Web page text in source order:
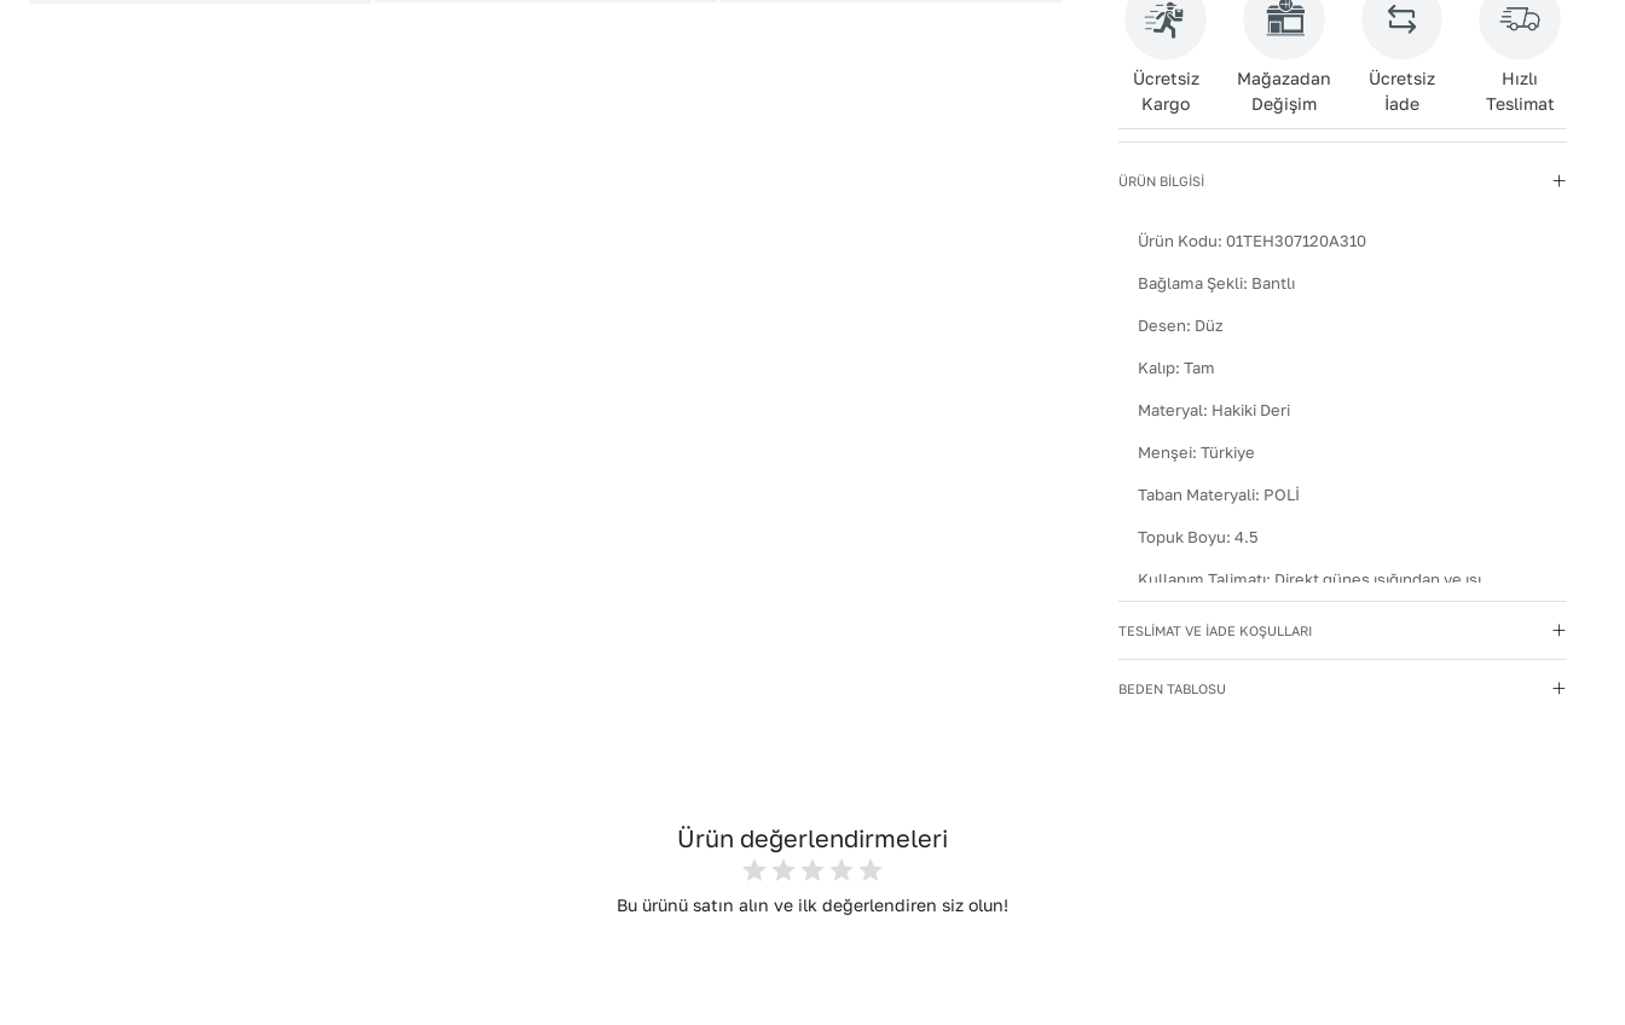
Ücretsiz
Kargo
Mağazadan
Değişim
Ücretsiz
İade
Hızlı
Teslimat
ÜRÜN BİLGİSİ
Ürün Kodu:01TEH307120A310
Bağlama Şekli: Bantlı
Desen: Düz
Kalıp:Tam
Materyal: Hakiki Deri
Menşei:Türkiye
Taban Materyali: POLİ
Topuk Boyu:4.5
Kullanım Talimatı: Direkt güneş ışığından ve ısı
kaynaklarından uzak tutun.
Deri ayakkabılarınızı yumuşak bir
olarak kurumasını bekleyin.
TESLİMAT VE İADE KOŞULLARI
BEDEN TABLOSU
Ürün değerlendirmeleri
Bu ürünü satın alın ve ilk değerlendiren siz olun!